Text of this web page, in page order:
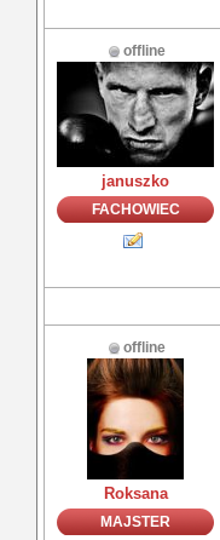
offline
januszko
FACHOWIEC
offline
Roksana
MAJSTER